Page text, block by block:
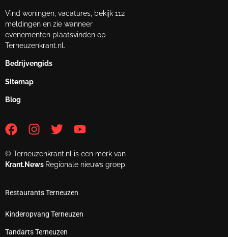
Vind woningen, vacatures, bekijk 112
meldingen en zie wanneer
evenementen plaatsvinden op
Terneuzenkrant.nl.
Bedrijvengids
Sitemap
Blog
© Terneuzenkrant.nl is een merk van
Krant.News Regionale nieuws groep.
Restaurants Terneuzen
Kinderopvang Terneuzen
Tandarts Terneuzen